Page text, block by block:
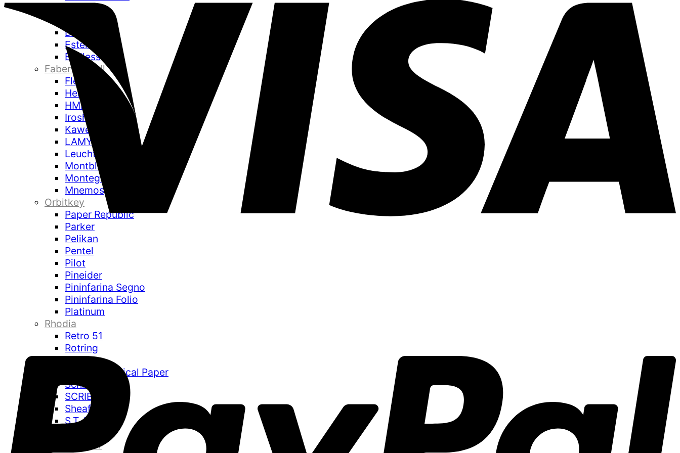
Diamine
Drehgriffel
Esterbrook
Endless
Faber Castell
Flexbook
Herbin
HMM Project
Iroshizuku
Kaweco
LAMY
Leuchtturm1917
Montblanc
Montegrappa
Mnemosyne
Orbitkey
Paper Republic
Parker
Pelikan
Pentel
Pilot
Pineider
Pininfarina Segno
Pininfarina Folio
Platinum
Rhodia
Retro 51
Rotring
Sailor
Sakae Technical Paper
Schmidt
SCRIBO
Sheaffer
S.T. Dupont
Tomoe River